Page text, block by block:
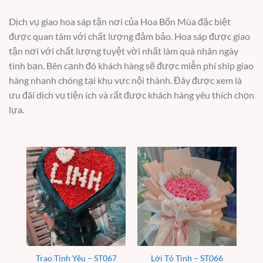
Dịch vụ giao hoa sáp tận nơi của Hoa Bốn Mùa đặc biệt
được quan tâm với chất lượng đảm bảo. Hoa sáp được giao
tận nơi với chất lượng tuyệt vời nhất làm quà nhân ngày
tình bạn. Bên cạnh đó khách hàng sẽ được miễn phí ship giao
hàng nhanh chóng tại khu vực nội thành. Đây được xem là
ưu đãi dịch vụ tiện ích và rất được khách hàng yêu thích chọn
lựa.
Trao Tình Yêu – ST067 Lời Tỏ Tình – ST066